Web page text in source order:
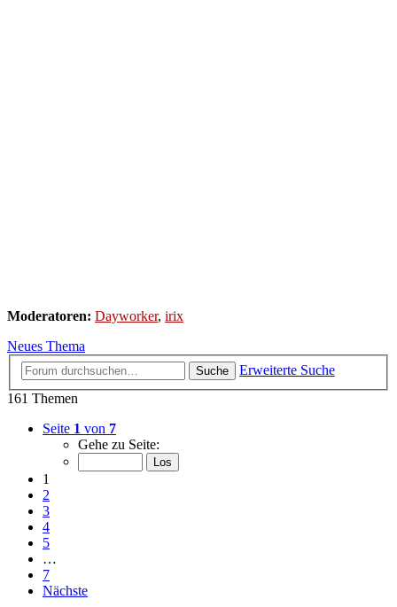
Moderatoren: Dayworker, irix
Neues Thema
Suche
Erweiterte Suche
161 Themen
Seite 1 von 7
Gehe zu Seite:
1
2
3
4
5
…
7
Nächste